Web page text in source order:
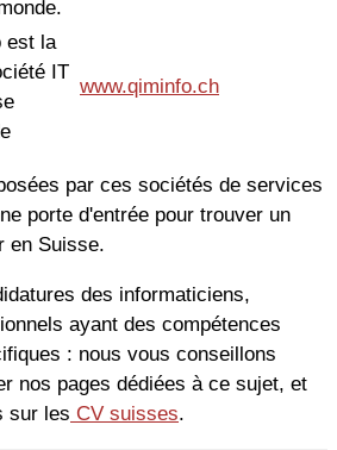
est la
IT
www.qiminfo.ch
par ces sociétés de services
porte d'entrée pour trouver un
en Suisse.
des informaticiens,
ayant des compétences
: nous vous conseillons
nos pages dédiées à ce sujet, et
sur les CV suisses.